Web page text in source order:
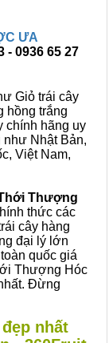
ƯA
- 0936 65 27
Giỏ trái cây
hồng trắng
chính hãng uy
như Nhật Bản,
Việt Nam,
Thượng
thức các
cây hàng
đại lý lớn
quốc giá
Thượng Hóc
Đừng
nhất